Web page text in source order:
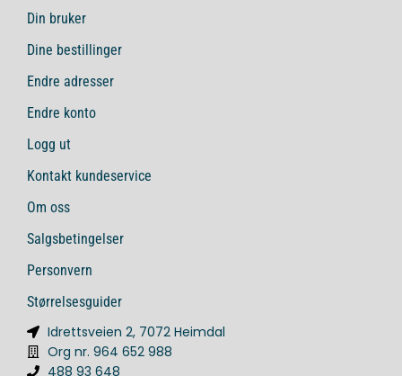
Din bruker
Dine bestillinger
Endre adresser
Endre konto
Logg ut
Kontakt kundeservice
Om oss
Salgsbetingelser
Personvern
Størrelsesguider
Idrettsveien 2, 7072 Heimdal
Org nr. 964 652 988
488 93 648